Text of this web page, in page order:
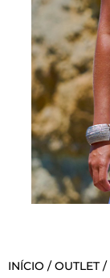
INÍCIO /OUTLET/